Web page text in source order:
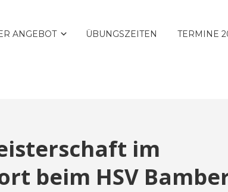
ANGEBOT ÜBUNGSZEITEN TERMINE
im
beim HSV